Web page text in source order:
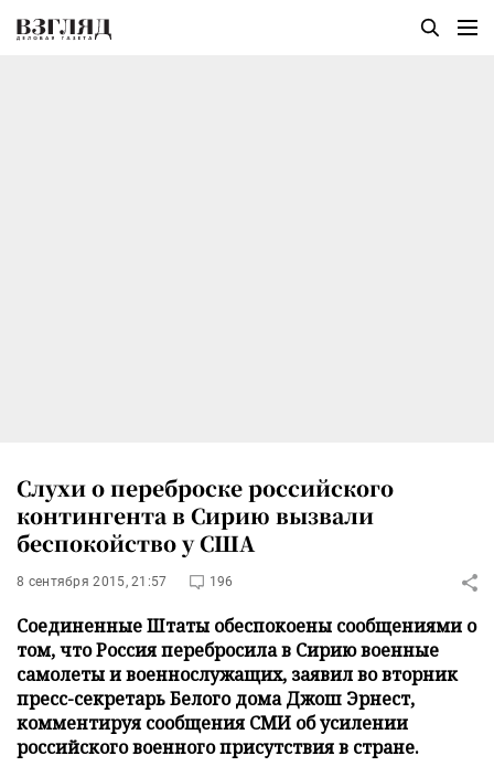
Слухи о переброске российского
контингента в Сирию вызвали
беспокойство у США
8 сентября 2015, 21:57 196
Соединенные Штаты обеспокоены сообщениями о
том, что Россия перебросила в Сирию военные
самолеты и военнослужащих, заявил во вторник
пресс-секретарь Белого дома Джош Эрнест,
комментируя сообщения СМИ об усилении
российского военного присутствия в стране.